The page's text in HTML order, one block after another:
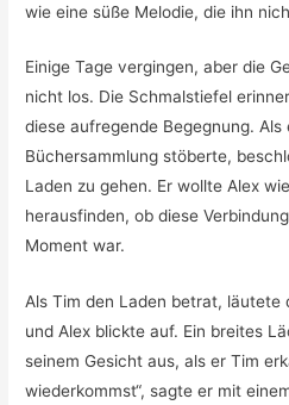
wie eine süße Melodie, die ihn
Einige Tage vergingen, aber die
nicht los. Die Schmalstiefel
diese aufregende Begegnung. Als
Büchersammlung stöberte,
Laden zu gehen. Er wollte Alex
herausfinden, ob diese
Moment war.
Als Tim den Laden betrat, läutete
und Alex blickte auf. Ein breites
seinem Gesicht aus, als er Tim
wiederkommst“, sagte er mit